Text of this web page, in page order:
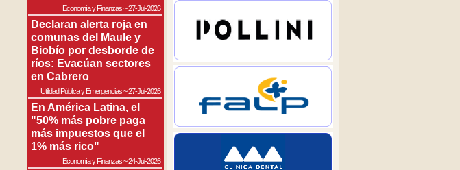
Economía y Finanzas~27-Jul-2026
Declaran alerta roja en
comunas del Maule y
Biobío por desborde de
ríos: Evacúan sectores
en Cabrero
Utilidad Pública y Emergencias~27-Jul-2026
En América Latina, el
"50% más pobre paga
más impuestos que el
1% más rico"
Economía y Finanzas~24-Jul-2026